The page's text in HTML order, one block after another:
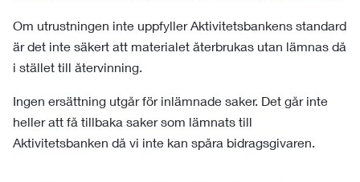
Om utrustningen inte uppfyller Aktivitetsbankens standard
är det inte säkert att materialet återbrukas utan lämnas då
i stället till återvinning.
Ingen ersättning utgår för inlämnade saker. Det går inte
heller att få tillbaka saker som lämnats till
Aktivitetsbanken då vi inte kan spåra bidragsgivaren.